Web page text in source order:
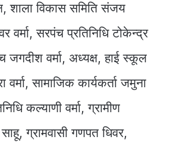
शाला विकास समिति संजय
वर्मा, सरपंच प्रतिनिधि टोकेन्द्र
जगदीश वर्मा, अध्यक्ष, हाई स्कूल
सामाजिक कार्यकर्ता जमुना
कल्याणी वर्मा, ग्रामीण
साहू, ग्रामवासी गणपत धिवर,